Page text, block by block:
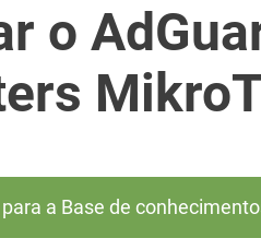
o
para a Base de